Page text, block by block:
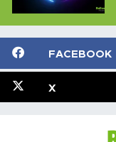
FACEBOOK
X